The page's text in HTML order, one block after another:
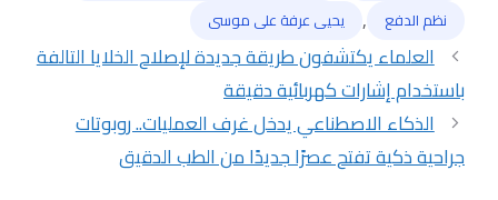
نظم الدفع , يحيى عرفة على موسى
العلماء يكتشفون طريقة جديدة لإصلاح الخلايا التالفة
باستخدام إشارات كهربائية دقيقة
الذكاء الاصطناعي يدخل غرف العمليات.. روبوتات
جراحية ذكية تفتح عصرًا جديدًا من الطب الدقيق